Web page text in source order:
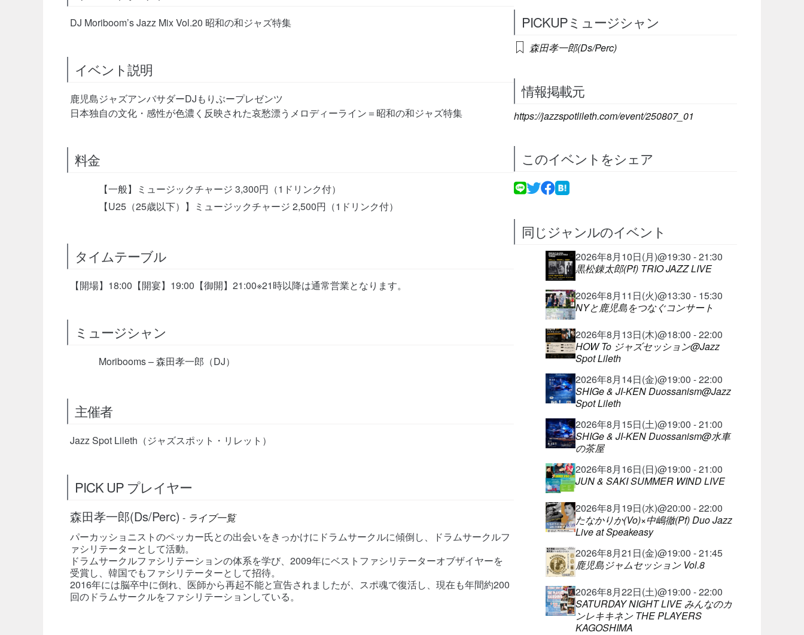
DJ Moriboom’s Jazz Mix Vol.20 昭和の和ジャズ特集
イベント説明
鹿児島ジャズアンバサダーDJもりぶープレゼンツ
日本独自の文化・感性が色濃く反映された哀愁漂うメロディーライン＝昭和の和ジャズ特集
料金
【一般】ミュージックチャージ 3,300円（1ドリンク付）
【U25（25歳以下）】ミュージックチャージ 2,500円（1ドリンク付）
タイムテーブル
【開場】18:00【開宴】19:00【御開】21:00※21時以降は通常営業となります。
ミュージシャン
Moribooms – 森田孝一郎（DJ）
主催者
Jazz Spot Lileth（ジャズスポット・リレット）
PICK UP プレイヤー
森田孝一郎(Ds/Perc) - ライブ一覧
パーカッショニストのペッカー氏との出会いをきっかけにドラムサークルに傾倒し、ドラムサークルフ
ァシリテーターとして活動。
ドラムサークルファシリテーションの体系を学び、2009年にベストファシリテーターオブザイヤーを
受賞し、韓国でもファシリテーターとして招待。
2016年には脳卒中に倒れ、医師から再起不能と宣告されましたが、スポ魂で復活し、現在も年間約200
回のドラムサークルをファシリテーションしている。
PICKUPミュージシャン
森田孝一郎(Ds/Perc)
情報掲載元
https://jazzspotlileth.com/event/250807_01
このイベントをシェア
同じジャンルのイベント
2026年8月10日(月)@19:30 - 21:30
黒松錬太郎(Pf) TRIO JAZZ LIVE
2026年8月11日(火)@13:30 - 15:30
NYと鹿児島をつなぐコンサート
2026年8月13日(木)@18:00 - 22:00
HOW To ジャズセッション@Jazz
Spot Lileth
2026年8月14日(金)@19:00 - 22:00
SHIGe & JI-KEN Duossanism@Jazz
Spot Lileth
2026年8月15日(土)@19:00 - 21:00
SHIGe & JI-KEN Duossanism@水車
の茶屋
2026年8月16日(日)@19:00 - 21:00
JUN & SAKI SUMMER WIND LIVE
2026年8月19日(水)@20:00 - 22:00
たなかりか(Vo)×中嶋徹(Pf) Duo Jazz
Live at Speakeasy
2026年8月21日(金)@19:00 - 21:45
鹿児島ジャムセッション Vol.8
2026年8月22日(土)@19:00 - 22:00
SATURDAY NIGHT LIVE みんなのカ
ンレキキネン THE PLAYERS
KAGOSHIMA